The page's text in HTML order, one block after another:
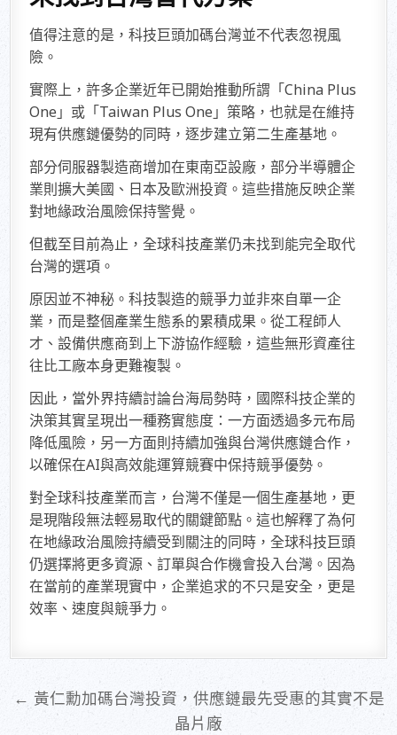
值得注意的是，科技巨頭加碼台灣並不代表忽視風
險。
實際上，許多企業近年已開始推動所謂「China Plus
One」或「Taiwan Plus One」策略，也就是在維持
現有供應鏈優勢的同時，逐步建立第二生產基地。
部分伺服器製造商增加在東南亞設廠，部分半導體企
業則擴大美國、日本及歐洲投資。這些措施反映企業
對地緣政治風險保持警覺。
但截至目前為止，全球科技產業仍未找到能完全取代
台灣的選項。
原因並不神秘。科技製造的競爭力並非來自單一企
業，而是整個產業生態系的累積成果。從工程師人
才、設備供應商到上下游協作經驗，這些無形資產往
往比工廠本身更難複製。
因此，當外界持續討論台海局勢時，國際科技企業的
決策其實呈現出一種務實態度：一方面透過多元布局
降低風險，另一方面則持續加強與台灣供應鏈合作，
以確保在AI與高效能運算競賽中保持競爭優勢。
對全球科技產業而言，台灣不僅是一個生產基地，更
是現階段無法輕易取代的關鍵節點。這也解釋了為何
在地緣政治風險持續受到關注的同時，全球科技巨頭
仍選擇將更多資源、訂單與合作機會投入台灣。因為
在當前的產業現實中，企業追求的不只是安全，更是
效率、速度與競爭力。
文
← 黃仁勳加碼台灣投資，供應鏈最先受惠的其實不是
晶片廠